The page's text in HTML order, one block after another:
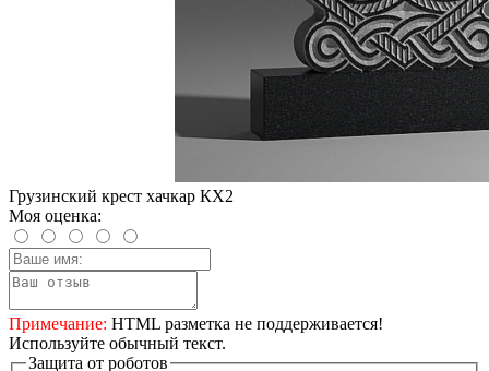
Грузинский крест хачкар КХ2
Моя оценка:
Примечание: HTML разметка не поддерживается!
Используйте обычный текст.
Защита от роботов